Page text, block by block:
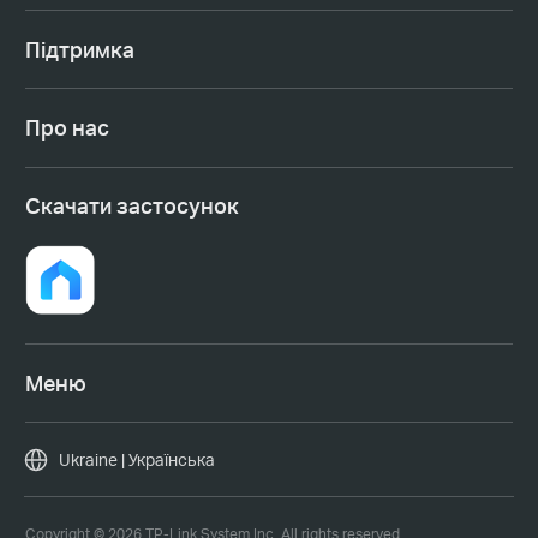
Підтримка
Про нас
Cкачати застосунок
Меню
Copyright © 2026 TP-Link System Inc. All rights reserved.
Ukraine | Українська